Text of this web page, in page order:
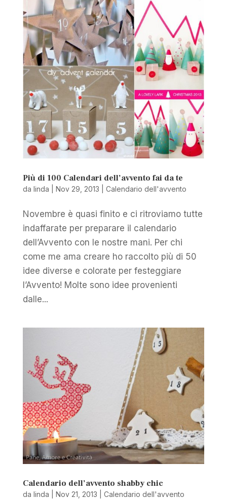
Più di 100 Calendari dell’avvento fai da te
da linda Nov 29, 2013 Calendario dell'avvento
Novembre è quasi finito e ci ritroviamo tutte
indaffarate per preparare il calendario
dell’Avvento con le nostre mani. Per chi
come me ama creare ho raccolto più di 50
idee diverse e colorate per festeggiare
l’Avvento! Molte sono idee provenienti
dalle...
Calendario dell’avvento shabby chic
da linda Nov 21, 2013 Calendario dell'avvento